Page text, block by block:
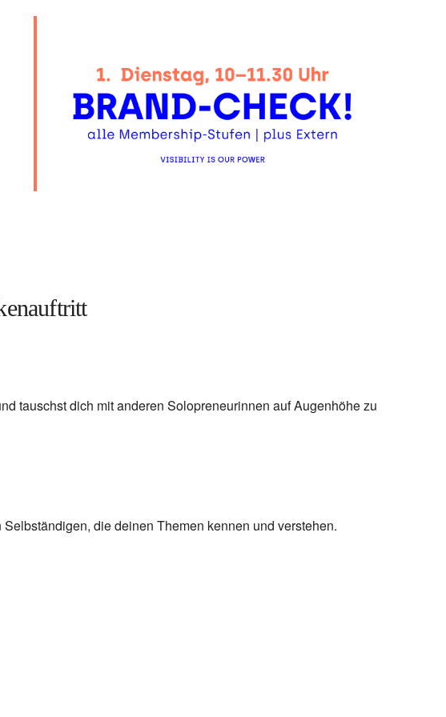
tauschst dich mit anderen Solopreneurinnen auf Augenhöhe zu
die deinen Themen kennen und verstehen.